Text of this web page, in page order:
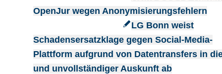
OpenJur wegen Anonymisierungsfehlern
LG Bonn weist
Schadensersatzklage gegen Social-Media-
Plattform aufgrund von Datentransfers in
und unvollständiger Auskunft ab